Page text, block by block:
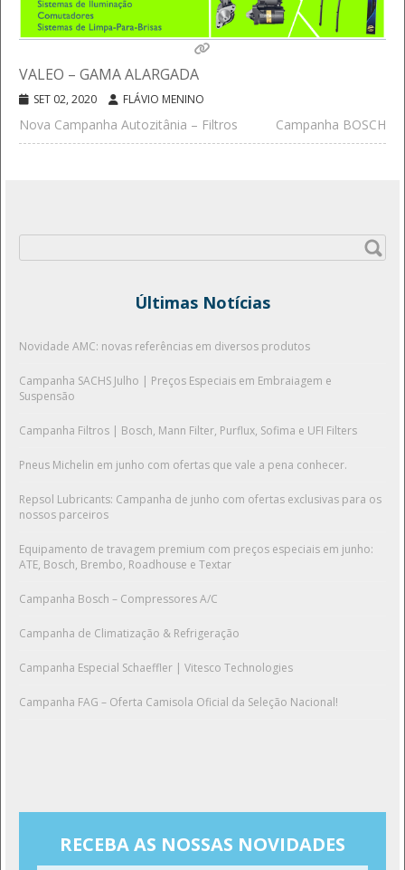
VALEO – GAMA ALARGADA
SET 02, 2020 FLÁVIO MENINO
Nova Campanha Autozitânia – Filtros Campanha BOSCH
por:
Últimas Notícias
Novidade AMC: novas referências em diversos produtos
Campanha SACHS Julho | Preços Especiais em Embraiagem e
Suspensão
Campanha Filtros | Bosch, Mann Filter, Purflux, Sofima e UFI Filters
Pneus Michelin em junho com ofertas que vale a pena conhecer.
Repsol Lubricants: Campanha de junho com ofertas exclusivas para os
nossos parceiros
Equipamento de travagem premium com preços especiais em junho:
ATE, Bosch, Brembo, Roadhouse e Textar
Campanha Bosch – Compressores A/C
Campanha de Climatização & Refrigeração
Campanha Especial Schaeffler | Vitesco Technologies
Campanha FAG – Oferta Camisola Oficial da Seleção Nacional!
RECEBA AS NOSSAS NOVIDADES